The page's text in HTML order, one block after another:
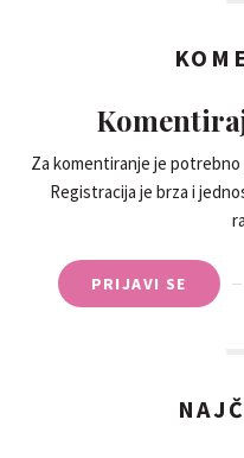
Za komentiranje je potrebno
Registracija je brza i
PRIJAVI SE